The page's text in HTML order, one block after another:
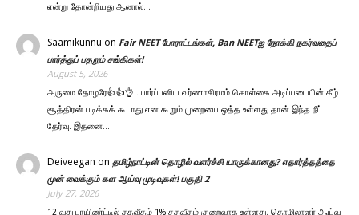
என்று தோன்றியது ஆனால்…
Saamikunnu on Fair NEET போராட்டங்கள், Ban NEETஐ நோக்கி நகர்வதைப்
பார்த்துப் பதறும் சங்கிகள்!
August 5, 2026
அருமை தோழரே👍👍👌.. பார்ப்பனிய வர்ணாசிரமம் கொள்கை அடிப்படையின் கீழ்
சூத்திரன் படிக்கக் கூடாது என கூறும் முறையை ஒத்த உள்ளது தான் இந்த நீட்
தேர்வு. இதனை…
Deiveegan on தமிழ்நாட்டின் தொழில் வளர்ச்சி யாருக்கானது? எதார்த்தத்தை
முன் வைக்கும் கள ஆய்வு முடிவுகள்! பகுதி 2
July 27, 2026
12 வது பாயிண்ட்டில் சதவீதம் 1% சதவீதம் குறைவாக உள்ளது. தொழிலாளர் ஆய்வு